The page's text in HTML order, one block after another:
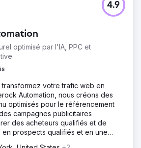
optimisé par l'IA, PPC et
4.9
votre trafic web en
Automation, nous créons des
optimisés pour le référencement
campagnes publicitaires
des acheteurs qualifiés et de
prospects qualifiés et en une